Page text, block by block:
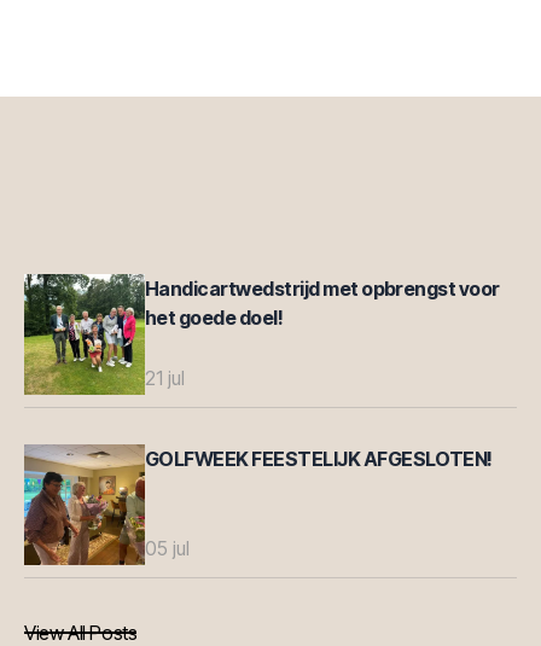
Handicartwedstrijd met opbrengst voor
het goede doel!
21 jul
GOLFWEEK FEESTELIJK AFGESLOTEN!
05 jul
View All Posts